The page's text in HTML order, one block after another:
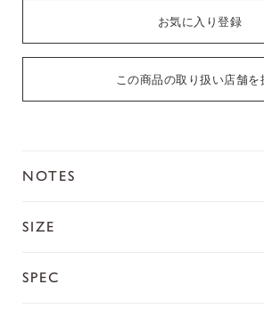
お気に入り登録
この商品の取り扱い店舗を
NOTES
SIZE
SPEC